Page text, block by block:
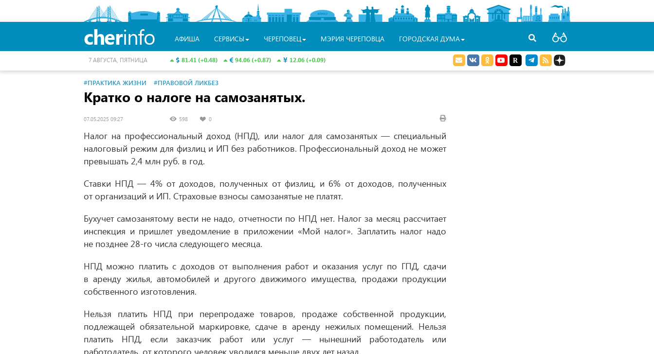
cherinfo АФИША СЕРВИСЫ ЧЕРЕПОВЕЦ МЭРИЯ ЧЕРЕПОВЦА ГОРОДСКАЯ ДУМА
81.41 (+0.48) 94.06 (+0.87) 12.06 (+0.09)
7 АВГУСТА, ПЯТНИЦА
#ПРАКТИКА ЖИЗНИ #ПРАВОВОЙ ЛИКБЕЗ
Кратко о налоге на самозанятых.
07.05.2025 09:27 598 0
Налог на профессиональный доход (НПД), или налог для самозанятых — специальный
налоговый режим для физлиц и ИП без работников. Профессиональный доход не может
превышать 2,4 млн руб. в год.
Ставки НПД — 4% от доходов, полученных от физлиц, и 6% от доходов, полученных
от организаций и ИП. Страховые взносы самозанятые не платят.
Бухучет самозанятому вести не надо, отчетности по НПД нет. Налог за месяц рассчитает
инспекция и пришлет уведомление в приложении «Мой налог». Заплатить налог надо
не позднее 28-го числа следующего месяца.
НПД можно платить с доходов от выполнения работ и оказания услуг по ГПД, сдачи
в аренду жилья, автомобилей и другого движимого имущества, продажи продукции
собственного изготовления.
Нельзя платить НПД при перепродаже товаров, продаже собственной продукции,
подлежащей обязательной маркировке, сдаче в аренду нежилых помещений. Нельзя
платить НПД, если заказчик работ или услуг — нынешний работодатель или
работодатель, от которого человек уволился меньше двух лет назад.